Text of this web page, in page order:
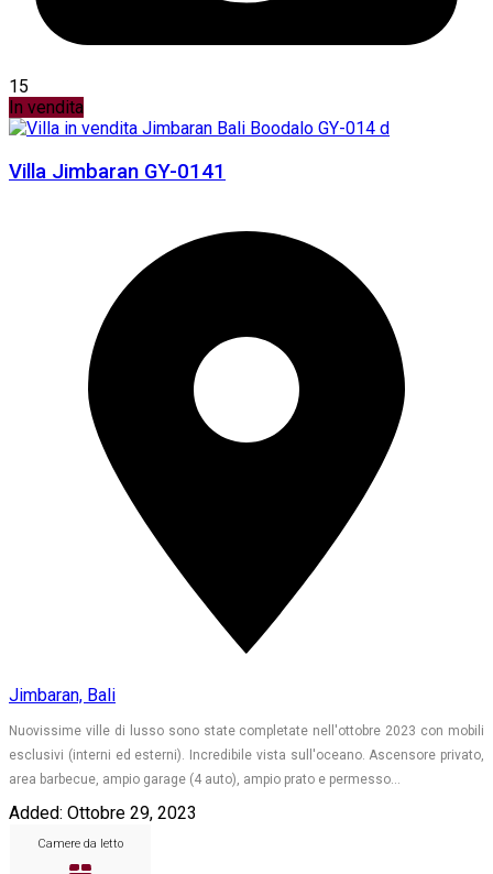
15
In vendita
Villa Jimbaran GY-0141
Jimbaran, Bali
Nuovissime ville di lusso sono state completate nell'ottobre 2023 con mobili
esclusivi (interni ed esterni). Incredibile vista sull'oceano. Ascensore privato,
area barbecue, ampio garage (4 auto), ampio prato e permesso…
Added: Ottobre 29, 2023
Camere da letto